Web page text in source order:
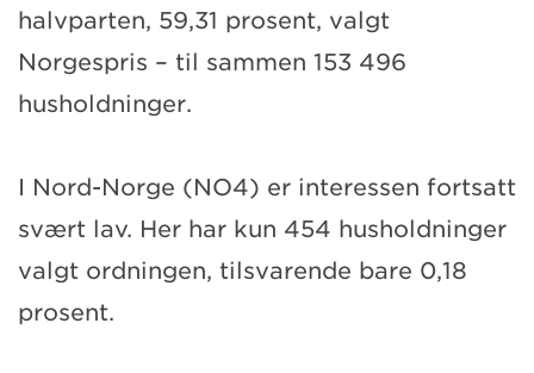
halvparten, 59,31 prosent, valgt
Norgespris – til sammen 153 496
husholdninger.
I Nord-Norge (NO4) er interessen fortsatt
svært lav. Her har kun 454 husholdninger
valgt ordningen, tilsvarende bare 0,18
prosent.